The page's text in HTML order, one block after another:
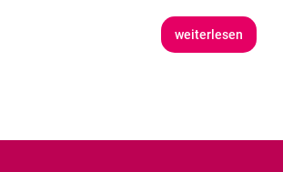
weiterlesen